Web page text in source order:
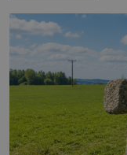
Jenže jakmile se
lidské tělo,